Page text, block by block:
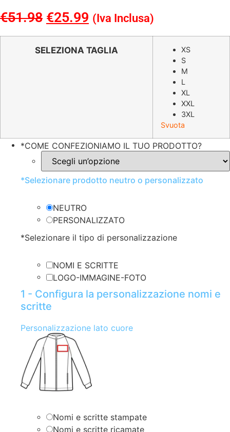
€51.98 Il
prezzo
originale
€25.99 Il
prezzo
attuale
(Iva Inclusa)
SELEZIONA TAGLIA
XS
S
M
L
XL
XXL
3XL
Svuota
*COME CONFEZIONIAMO IL TUO PRODOTTO?
*Selezionare prodotto neutro o personalizzato
NEUTRO
PERSONALIZZATO
*Selezionare il tipo di personalizzazione
NOMI E SCRITTE
LOGO-IMMAGINE-FOTO
1 - Configura la personalizzazione nomi e
scritte
Personalizzazione lato cuore
Nomi e scritte stampate
Nomi e scritte ricamate